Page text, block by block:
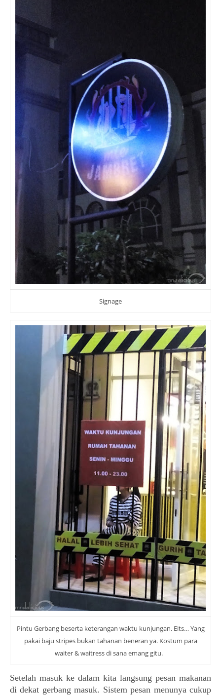
Signage
Pintu Gerbang beserta keterangan waktu kunjungan. Eits… Yang
pakai baju stripes bukan tahanan beneran ya. Kostum para
waiter & waitress di sana emang gitu.
Setelah masuk ke dalam kita langsung pesan makanan
di dekat gerbang masuk. Sistem pesan menunya cukup